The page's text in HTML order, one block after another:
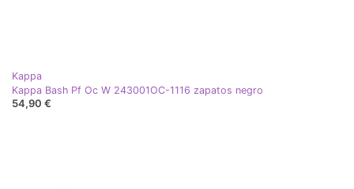
Kappa
Kappa Bash Pf Oc W 243001OC-1116 zapatos negro
54,90 €